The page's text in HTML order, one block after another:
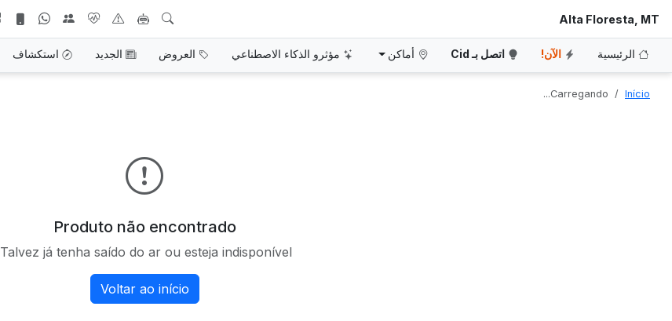
Alta Floresta, MT
الرئيسية الآن! اتصل بـ Cid أماكن مؤثرو الذكاء الاصطناعي العروض الجديد استكشاف
Início
Carregando...
Produto não encontrado
Talvez já tenha saído do ar ou esteja indisponível.
Voltar ao início